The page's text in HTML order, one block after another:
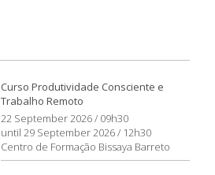
Curso Produtividade Consciente e
Trabalho Remoto
22 September 2026 / 09h30
until 29 September 2026 / 12h30
Centro de Formação Bissaya Barreto